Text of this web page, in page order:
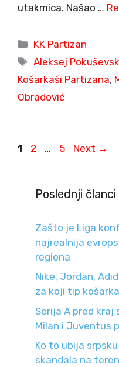
utakmica. Našao …
Categories
KK Partizan
Tags
Aleksej
Košarkaši Partizana,
Obradović
Page
1 Page
2 … Page
5 Next →
Poslednji članci
Zašto je Liga
najrealnija
regiona
Nike, Jordan,
za koji tip
Serija A pred kraj
Milan i Juventus
Ko to ubija
skandala na